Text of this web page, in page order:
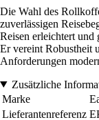
Die Wahl des
zuverlässigen
Reisen erleichtert
Er vereint Robustheit
Anforderungen
Zusätzliche
Marke
Lieferantenreferenz